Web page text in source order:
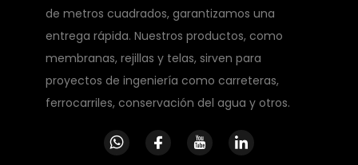
de metros cuadrados, garantizamos una
entrega rápida. Nuestros productos, como
membranas, rejillas y telas, sirven para
proyectos de ingeniería como carreteras,
ferrocarriles, conservación del agua y otros.